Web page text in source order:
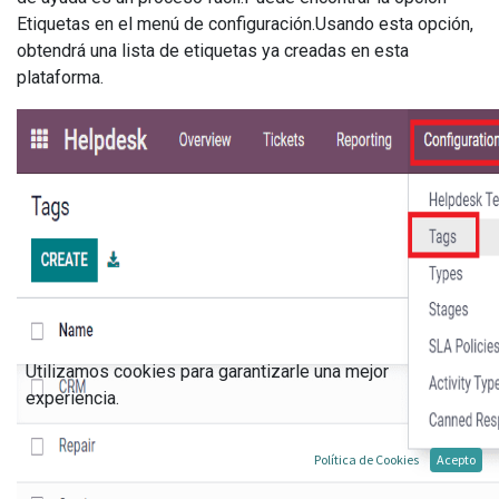
Etiquetas en el menú de configuración.Usando esta opción,
obtendrá una lista de etiquetas ya creadas en esta
plataforma.
Utilizamos cookies para garantizarle una mejor
experiencia.
Política de Cookies Acepto